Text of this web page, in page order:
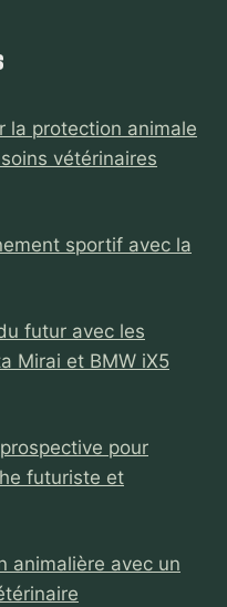
la protection animale
vétérinaires
sportif avec la
futur avec les
Mirai et BMW iX5
pour
futuriste et
animalière avec un